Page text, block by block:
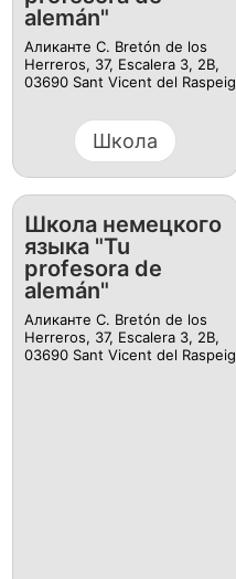
alemán"
Аликанте C. Bretón de los
Herreros, 37, Escalera 3, 2B,
03690 Sant Vicent del Raspeig
Школа
Школа немецкого
языка "Tu
profesora de
alemán"
Аликанте C. Bretón de los
Herreros, 37, Escalera 3, 2B,
03690 Sant Vicent del Raspeig